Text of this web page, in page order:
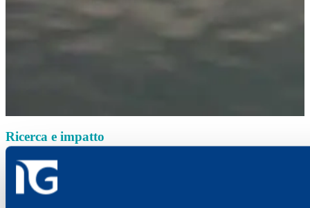
Ricerca e impatto
Innovazione significa trasformare le idee in valore per le persone e
per i territori. Lo facciamo con progetti concreti e misurabili, che
ottimizzano costi, tempi e qualità del servizio.